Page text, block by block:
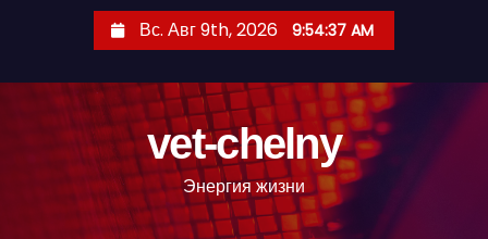
Вс. Авг 9th, 2026 9:54:38 AM
vet-chelny
Энергия жизни